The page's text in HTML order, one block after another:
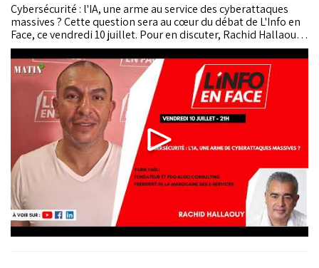
Cybersécurité : l'IA, une arme au service des cyberattaques
massives ? Cette question sera au cœur du débat de L'Info en
Face, ce vendredi 10 juillet. Pour en discuter, Rachid Hallaouy
reçoit Tarik Fadli, fondateur et PDG d'Algo Consulting et
président de La Marocaine des e-Services.